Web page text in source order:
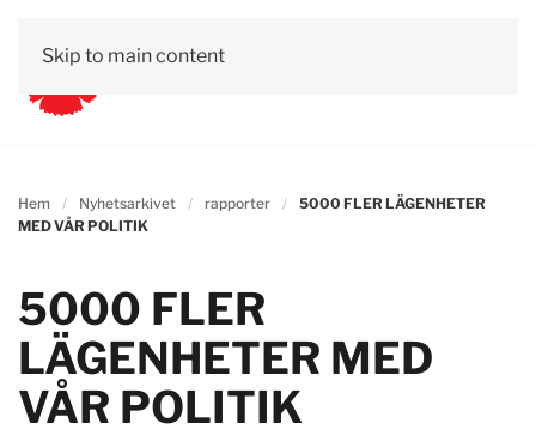
Skip to main content
Hem Nyhetsarkivet rapporter
5000 FLER LÄGENHETER
MED VÅR POLITIK
5000 FLER
LÄGENHETER MED
VÅR POLITIK